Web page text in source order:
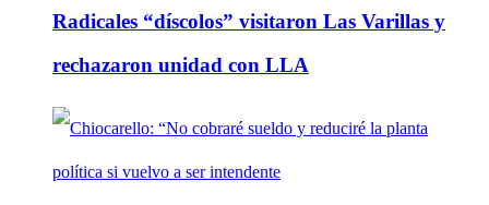
Radicales “díscolos” visitaron Las Varillas y
rechazaron unidad con LLA